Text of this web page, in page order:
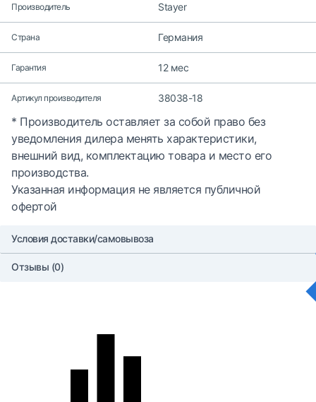
Производитель Stayer
Страна Германия
Гарантия 12 мес
Артикул производителя 38038-18
* Производитель оставляет за собой право без
уведомления дилера менять характеристики,
внешний вид, комплектацию товара и место его
производства.
Указанная информация не является публичной
офертой
Условия доставки/самовывоза
Отзывы (0)